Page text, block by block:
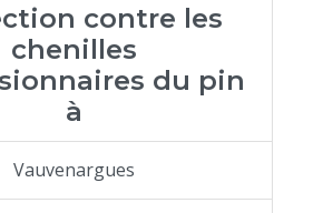
contre les
chenilles
du pin
à
Vauvenargues